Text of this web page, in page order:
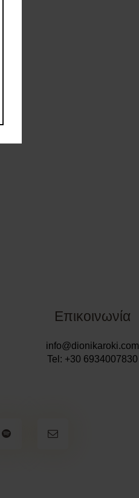
Επικοινωνία
info@dionikaroki.com
Tel: +30 6934007830